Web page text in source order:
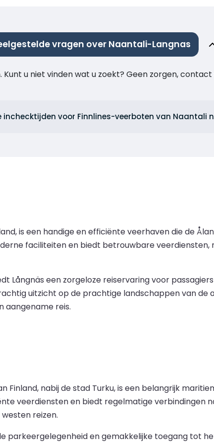
vragen over Naantali-Langnas
Kunt u niet vinden wat u zoekt? Geen zorgen,
inchecktijden voor Finnlines-veerboten van Naantali
is een handige en efficiënte veerhaven die de
faciliteiten en biedt betrouwbare
Långnäs een zorgeloze reiservaring voor
uitzicht op de prachtige landschappen van de
aangename reis.
Finland, nabij de stad Turku, is een belangrijk
veerdiensten en biedt regelmatige verbindingen
reizen.
parkeergelegenheid en gemakkelijke toegang tot